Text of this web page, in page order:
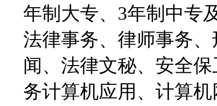
年制大专、3年制中专
法律事务、律师事务
闻、法律文秘、安全
务计算机应用、计算